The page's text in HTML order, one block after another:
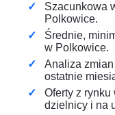
Szacunkowa
Polkowice.
Średnie,
w Polkowice.
Analiza
ostatnie
Oferty z
dzielnicy i na